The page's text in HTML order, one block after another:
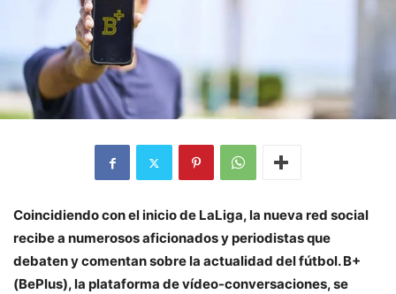
Coincidiendo con el inicio de LaLiga, la nueva red social
recibe a numerosos aficionados y periodistas que
debaten y comentan sobre la actualidad del fútbol. B+
(BePlus), la plataforma de vídeo-conversaciones, se